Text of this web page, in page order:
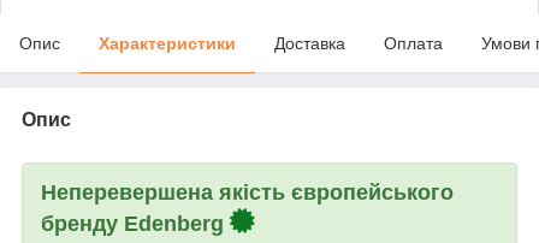
Опис Характеристики Доставка Оплата Умови
Опис
Неперевершена якість європейського
бренду Edenberg